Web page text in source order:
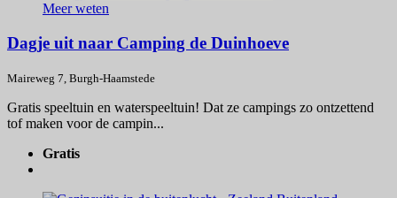
Meer weten
Dagje uit naar Camping de Duinhoeve
Maireweg 7, Burgh-Haamstede
Gratis speeltuin en waterspeeltuin! Dat ze campings zo ontzettend
tof maken voor de campin...
Gratis